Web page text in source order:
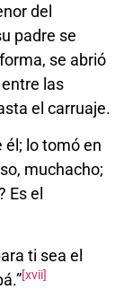
del
padre se
se abrió
las
el carruaje.
él; lo tomó en
muchacho;
Es el
ti sea el
[xvii]